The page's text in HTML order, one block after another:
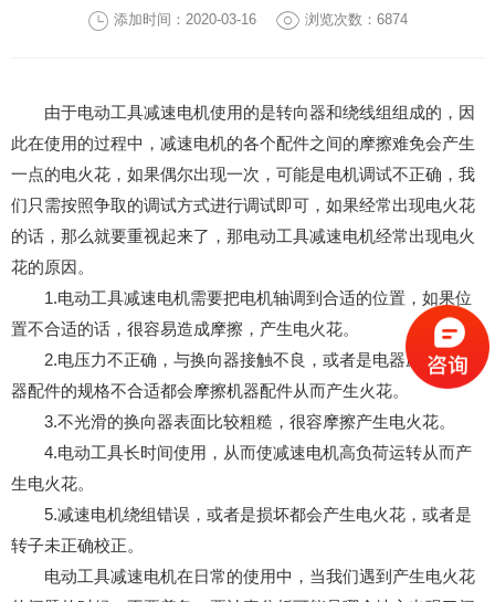
添加时间：2020-03-16 浏览次数：6874
由于电动工具减速电机使用的是转向器和绕线组组成的，因
此在使用的过程中，减速电机的各个配件之间的摩擦难免会产生
一点的电火花，如果偶尔出现一次，可能是电机调试不正确，我
们只需按照争取的调试方式进行调试即可，如果经常出现电火花
的话，那么就要重视起来了，那电动工具减速电机经常出现电火
花的原因。
1.电动工具减速电机需要把电机轴调到合适的位置，如果位
置不合适的话，很容易造成摩擦，产生电火花。
2.电压力不正确，与换向器接触不良，或者是电器磨损，电
器配件的规格不合适都会摩擦机器配件从而产生火花。
3.不光滑的换向器表面比较粗糙，很容摩擦产生电火花。
4.电动工具长时间使用，从而使减速电机高负荷运转从而产
生电火花。
5.减速电机绕组错误，或者是损坏都会产生电火花，或者是
转子未正确校正。
电动工具减速电机在日常的使用中，当我们遇到产生电火花